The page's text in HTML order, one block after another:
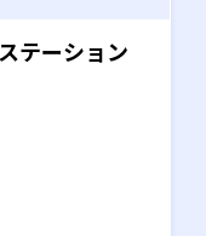
テーション